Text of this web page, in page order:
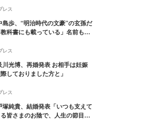
レス
島歩、“明治時代の文豪”の玄孫だ
科書にも載っている」名前も先
レス
川光博、再婚発表 お相手は妊娠
しておりました方と」
レス
塚純貴、結婚発表「いつも支えて
皆さまのお陰で、人生の節目を